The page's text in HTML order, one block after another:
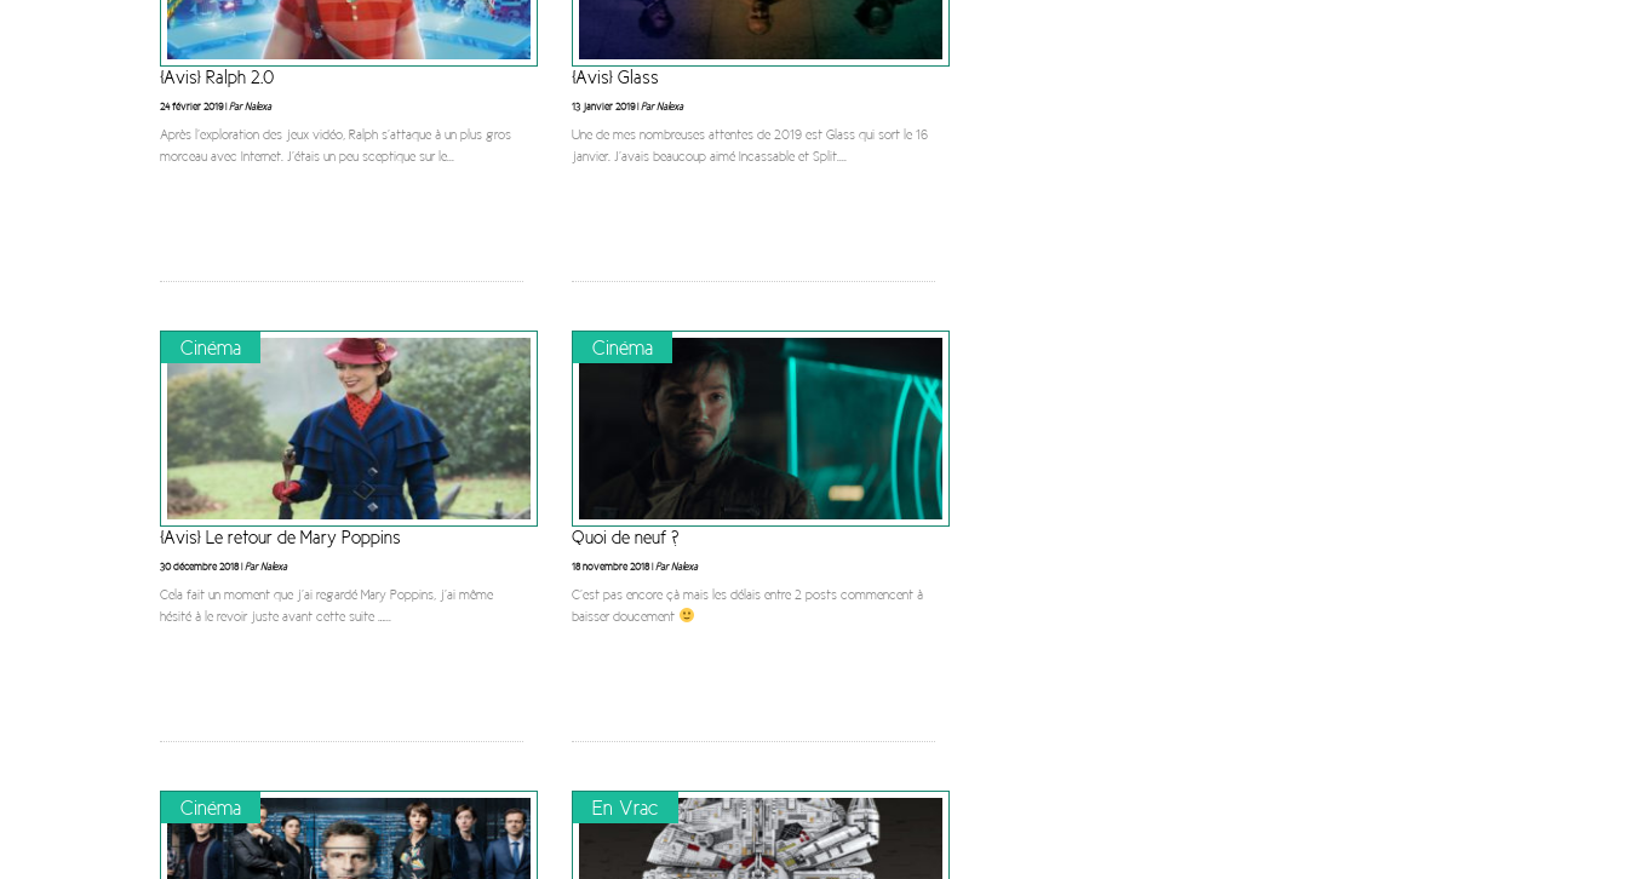
[Avis] Ralph 2.0
24 février 2019 |Par Nalexa
Après l’exploration des jeux vidéo, Ralph s’attaque à un plus gros
morceau avec Internet. J’étais un peu sceptique sur le...
[Avis] Glass
13 janvier 2019 |Par Nalexa
Une de mes nombreuses attentes de 2019 est Glass qui sort le 16
janvier. J’avais beaucoup aimé Incassable et Split....
Cinéma
[Avis] Le retour de Mary Poppins
30 décembre 2018 |Par Nalexa
Cela fait un moment que j’ai regardé Mary Poppins, j’ai même
hésité à le revoir juste avant cette suite …...
Cinéma
Quoi de neuf ?
18 novembre 2018 |Par Nalexa
C’est pas encore çà mais les délais entre 2 posts commencent à
baisser doucement
Cinéma En Vrac